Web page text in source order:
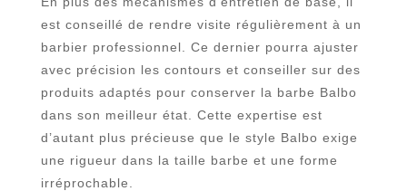
est conseillé de rendre visite régulièrement à un
barbier professionnel. Ce dernier pourra ajuster
avec précision les contours et conseiller sur des
produits adaptés pour conserver la barbe Balbo
dans son meilleur état. Cette expertise est
d’autant plus précieuse que le style Balbo exige
une rigueur dans la taille barbe et une forme
irréprochable.